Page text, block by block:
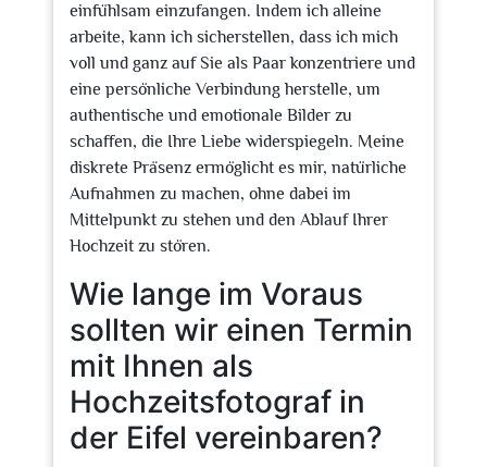
einfühlsam einzufangen. Indem ich alleine
arbeite, kann ich sicherstellen, dass ich mich
voll und ganz auf Sie als Paar konzentriere und
eine persönliche Verbindung herstelle, um
authentische und emotionale Bilder zu
schaffen, die Ihre Liebe widerspiegeln. Meine
diskrete Präsenz ermöglicht es mir, natürliche
Aufnahmen zu machen, ohne dabei im
Mittelpunkt zu stehen und den Ablauf Ihrer
Hochzeit zu stören.
Wie lange im Voraus
sollten wir einen Termin
mit Ihnen als
Hochzeitsfotograf in
der Eifel vereinbaren?